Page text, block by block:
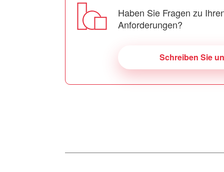
Haben Sie Fragen zu
Anforderungen?
Schreiben Sie